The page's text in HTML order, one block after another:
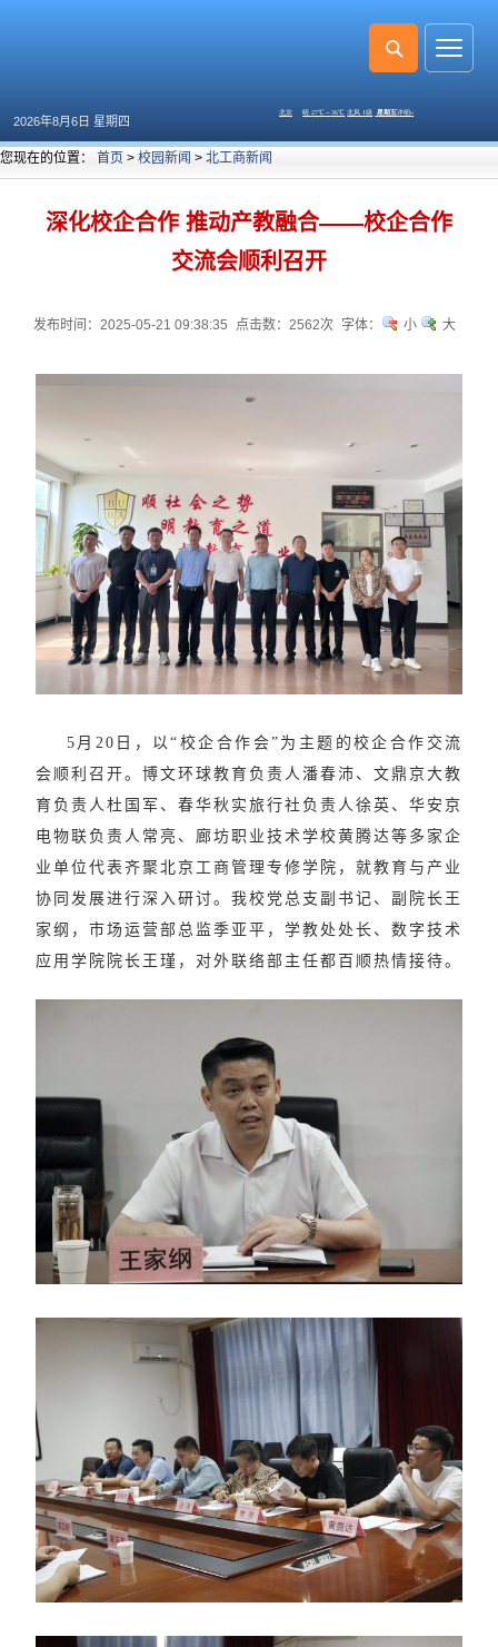
2026年8月6日 星期四
您现在的位置： 首页 > 校园新闻 > 北工商新闻
深化校企合作 推动产教融合——校企合作
交流会顺利召开
发布时间：2025-05-21 09:38:35 点击数： 2562次 字体： 小 大
5 月 20日，以“校企合作会”为主题的校企合作交流
会顺利召开。博文环球教育负责人潘春沛、文鼎京大教
育负责人杜国军、春华秋实旅行社负责人徐英、华安京
电物联负责人常亮、廊坊职业技术学校黄腾达等多家企
业单位代表齐聚北京工商管理专修学院，就教育与产业
协同发展进行深入研讨。我校党总支副书记、副院长王
家纲，市场运营部总监季亚平，学教处处长、数字技术
应用学院院长王瑾，对外联络部主任都百顺热情接待。